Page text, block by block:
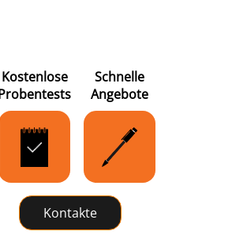
Generatoren
Kostenlose
Schnelle
Angebote
Kontakte